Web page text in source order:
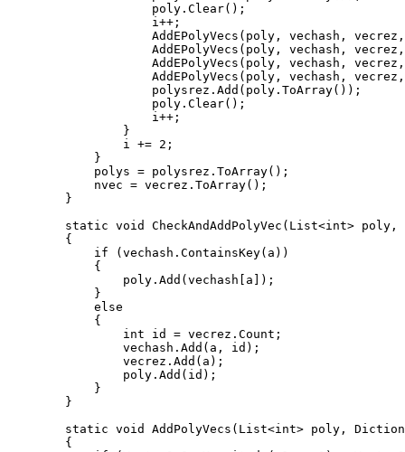
                    poly.Clear();
                    i++;
AddEPolyVecs(poly, vechash,
AddEPolyVecs(poly, vechash,
AddEPolyVecs(poly, vechash,
AddEPolyVecs(poly, vechash,
                    polysrez.Add(poly.ToArray());
                    poly.Clear();
                    i++;
                }
                i += 2;
            }
            polys = polysrez.ToArray();
            nvec = vecrez.ToArray();
        }
static void CheckAndAddPolyVec(List<int>
        {
            if (vechash.ContainsKey(a))
            {
                poly.Add(vechash[a]);
            }
            else
            {
                int id = vecrez.Count;
                vechash.Add(a, id);
                vecrez.Add(a);
                poly.Add(id);
            }
        }
static void AddPolyVecs(List<int> poly,
        {